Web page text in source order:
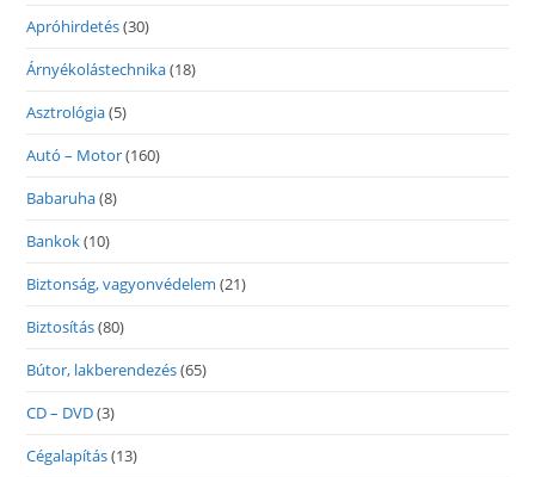
Apróhirdetés(30)
Árnyékolástechnika(18)
Asztrológia(5)
Autó – Motor(160)
Babaruha(8)
Bankok(10)
Biztonság, vagyonvédelem (21)
Biztosítás(80)
Bútor, lakberendezés(65)
CD – DVD(3)
Cégalapítás(13)